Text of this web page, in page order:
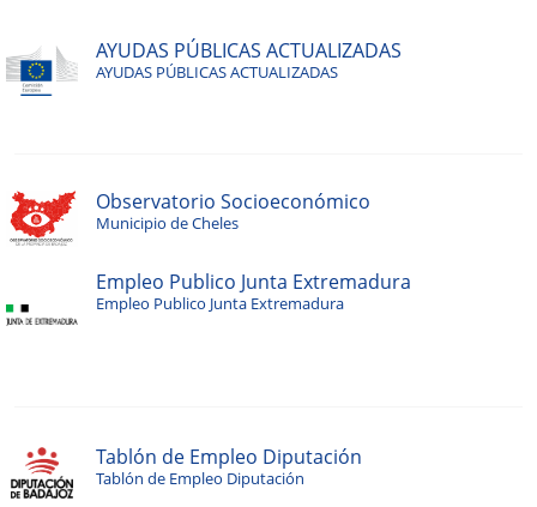
AYUDAS PÚBLICAS ACTUALIZADAS
AYUDAS PÚBLICAS ACTUALIZADAS
Observatorio Socioeconómico
Municipio de Cheles
Empleo Publico Junta Extremadura
Empleo Publico Junta Extremadura
Tablón de Empleo Diputación
Tablón de Empleo Diputación